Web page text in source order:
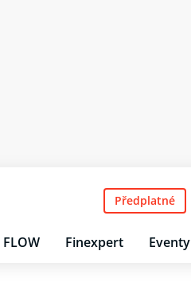
FLOW Finexpert Eventy
Předplatné